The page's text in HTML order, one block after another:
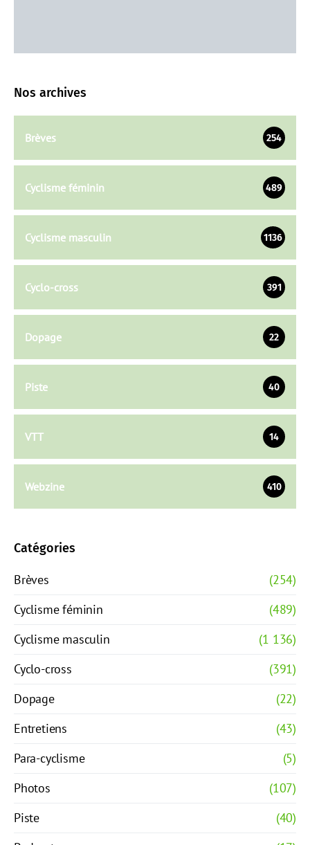
Nos archives
Brèves 254
Cyclisme féminin 489
Cyclisme masculin 1136
Cyclo-cross 391
Dopage 22
Piste 40
VTT 14
Webzine 410
Catégories
Brèves
(254)
Cyclisme féminin
(489)
Cyclisme masculin
(1 136)
Cyclo-cross
(391)
Dopage
(22)
Entretiens
(43)
Para-cyclisme
(5)
Photos
(107)
Piste
(40)